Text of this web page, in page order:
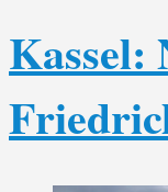
Kassel: